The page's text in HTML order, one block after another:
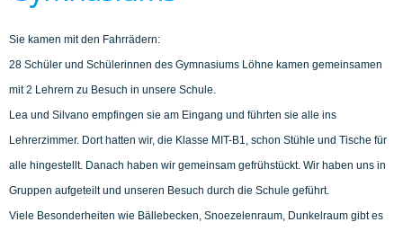
Sie kamen mit den Fahrrädern:
28 Schüler und Schülerinnen des Gymnasiums Löhne kamen gemeinsamen
mit 2 Lehrern zu Besuch in unsere Schule.
Lea und Silvano empfingen sie am Eingang und führten sie alle ins
Lehrerzimmer. Dort hatten wir, die Klasse MIT-B1, schon Stühle und Tische für
alle hingestellt. Danach haben wir gemeinsam gefrühstückt. Wir haben uns in
Gruppen aufgeteilt und unseren Besuch durch die Schule geführt.
Viele Besonderheiten wie Bällebecken, Snoezelenraum, Dunkelraum gibt es